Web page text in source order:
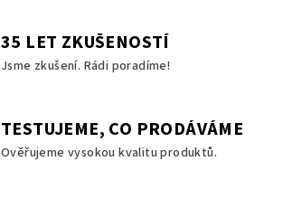
35 LET ZKUŠENOSTÍ
Jsme zkušení. Rádi poradíme!
TESTUJEME, CO PRODÁVÁME
Ověřujeme vysokou kvalitu produktů.